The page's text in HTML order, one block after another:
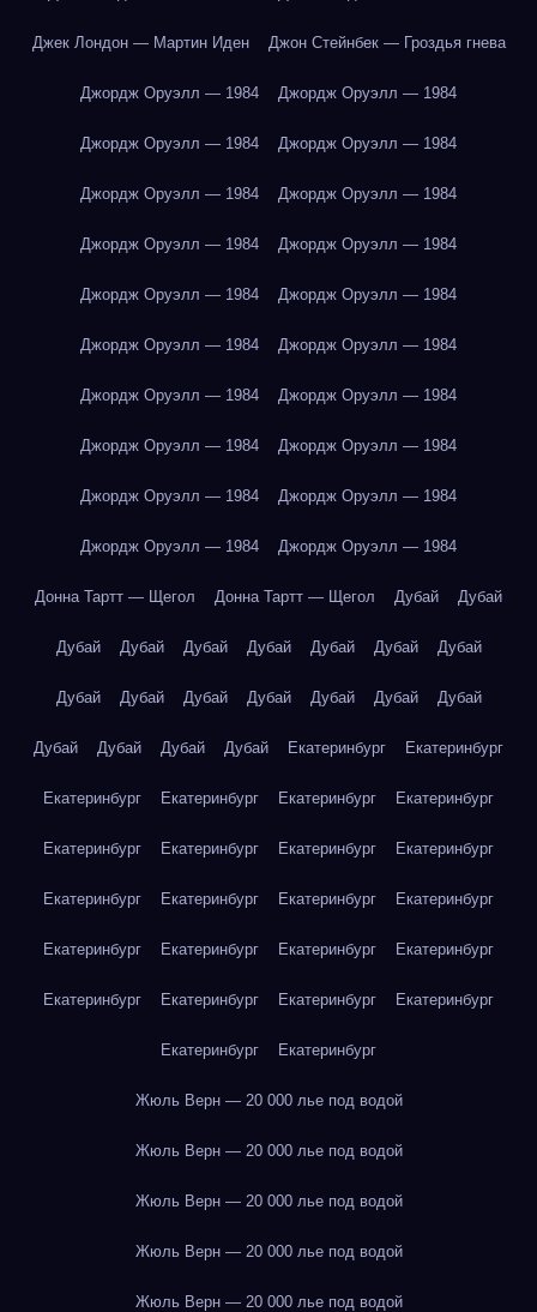
Джек Лондон — Мартин Иден Джон Стейнбек — Гроздья гнева
Джордж Оруэлл — 1984 Джордж Оруэлл — 1984
Джордж Оруэлл — 1984 Джордж Оруэлл — 1984
Джордж Оруэлл — 1984 Джордж Оруэлл — 1984
Джордж Оруэлл — 1984 Джордж Оруэлл — 1984
Джордж Оруэлл — 1984 Джордж Оруэлл — 1984
Джордж Оруэлл — 1984 Джордж Оруэлл — 1984
Джордж Оруэлл — 1984 Джордж Оруэлл — 1984
Джордж Оруэлл — 1984 Джордж Оруэлл — 1984
Джордж Оруэлл — 1984 Джордж Оруэлл — 1984
Джордж Оруэлл — 1984 Джордж Оруэлл — 1984
Донна Тартт — Щегол Донна Тартт — Щегол Дубай Дубай
Дубай Дубай Дубай Дубай Дубай Дубай Дубай
Дубай Дубай Дубай Дубай Дубай Дубай Дубай
Дубай Дубай Дубай Дубай Екатеринбург Екатеринбург
Екатеринбург Екатеринбург Екатеринбург Екатеринбург
Екатеринбург Екатеринбург Екатеринбург Екатеринбург
Екатеринбург Екатеринбург Екатеринбург Екатеринбург
Екатеринбург Екатеринбург Екатеринбург Екатеринбург
Екатеринбург Екатеринбург Екатеринбург Екатеринбург
Екатеринбург Екатеринбург
Жюль Верн — 20 000 лье под водой
Жюль Верн — 20 000 лье под водой
Жюль Верн — 20 000 лье под водой
Жюль Верн — 20 000 лье под водой
Жюль Верн — 20 000 лье под водой